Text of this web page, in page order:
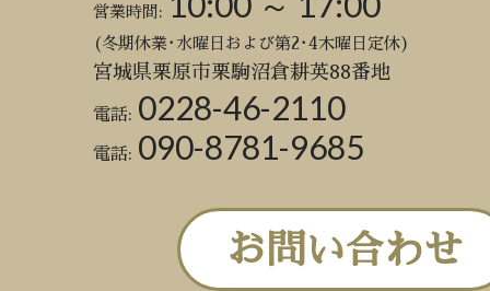
営業時間:
(冬期休業･水曜日および第2･4木曜日定休)
宮城県栗原市栗駒沼倉耕英88番地
電話: 0228-46-2110
電話: 090-8781-9685
お問い合わせ